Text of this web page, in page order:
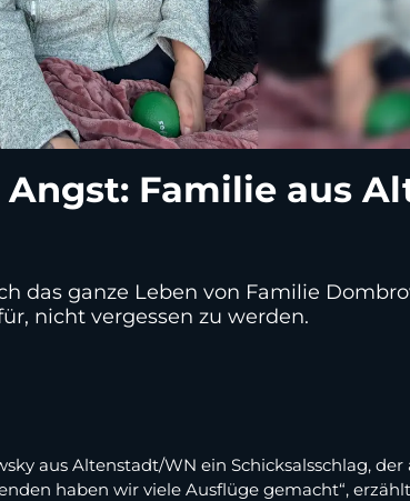
Familie aus
das ganze Leben von Familie
nicht vergessen zu werden.
aus Altenstadt/WN ein Schicksalsschlag, der
haben wir viele Ausflüge gemacht“,